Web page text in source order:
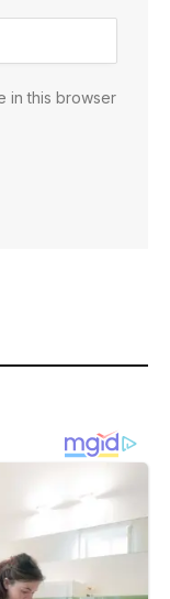
in this browser